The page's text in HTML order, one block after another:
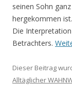
seinen Sohn
hergekommen
Die
Betrachters.
Dieser Beitrag
Alltäglicher